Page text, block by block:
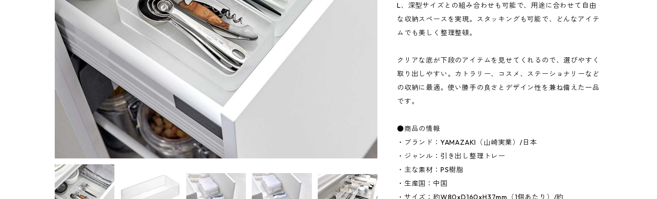
L、深型サイズとの組み合わせも可能で、用途に合わせて自由
な収納スペースを実現。スタッキングも可能で、どんなアイテ
ムでも美しく整理整頓。
クリアな底が下段のアイテムを見せてくれるので、選びやすく
取り出しやすい。カトラリー、コスメ、ステーショナリーなど
の収納に最適。使い勝手の良さとデザイン性を兼ね備えた一品
です。
●商品の情報
・ブランド：YAMAZAKI（山崎実業）/日本
・ジャンル：引き出し整理トレー
・主な素材：PS樹脂
・生産国：中国
・サイズ：約W80xD160xH37mm（1個あたり）/約